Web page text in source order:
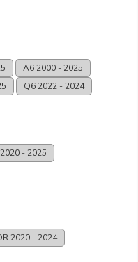
A6 2000 - 2025
Q6 2022 - 2024
2020 - 2025
2020 - 2024